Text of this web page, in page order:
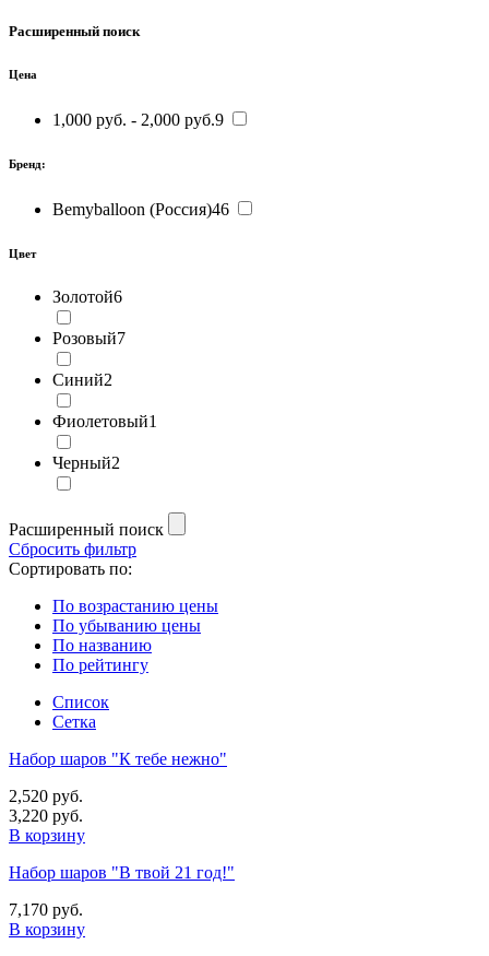
Расширенный поиск
Цена
1,000 руб. - 2,000 руб.9
Бренд:
Bemyballoon (Россия)46
Цвет
Золотой6
Розовый7
Синий2
Фиолетовый1
Черный2
Расширенный поиск
Сбросить фильтр
Сортировать по:
По возрастанию цены
По убыванию цены
По названию
По рейтингу
Список
Сетка
Набор шаров "К тебе нежно"
2,520 руб.
3,220 руб.
В корзину
Набор шаров "В твой 21 год!"
7,170 руб.
В корзину